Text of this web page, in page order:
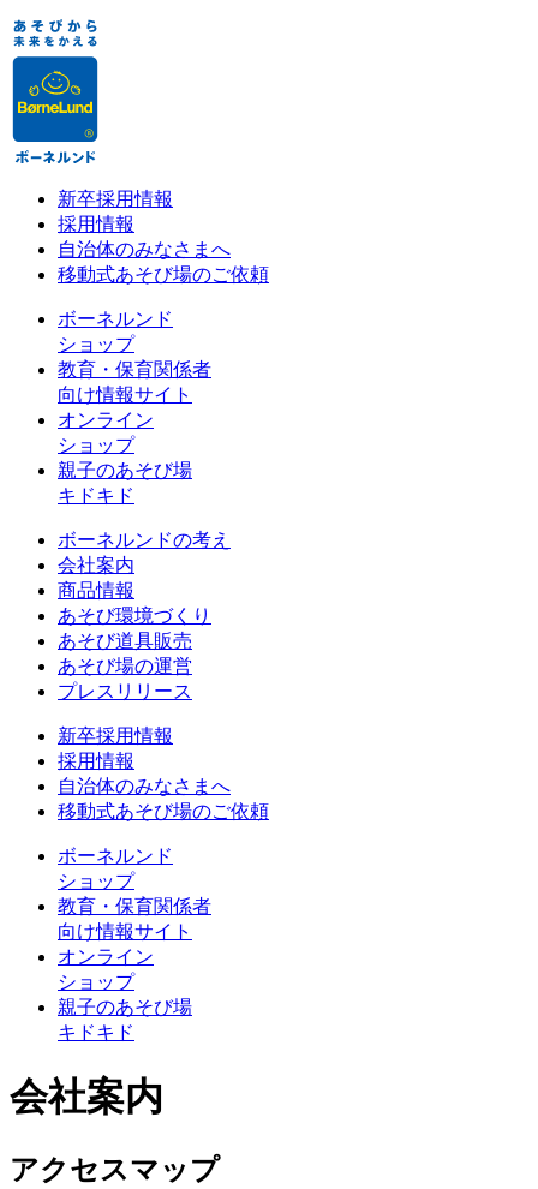
新卒採用情報
採用情報
自治体のみなさまへ
移動式あそび場のご依頼
ボーネルンド
ショップ
教育・保育関係者
向け情報サイト
オンライン
ショップ
親子のあそび場
キドキド
ボーネルンドの考え
会社案内
商品情報
あそび環境づくり
あそび道具販売
あそび場の運営
プレスリリース
新卒採用情報
採用情報
自治体のみなさまへ
移動式あそび場のご依頼
ボーネルンド
ショップ
教育・保育関係者
向け情報サイト
オンライン
ショップ
親子のあそび場
キドキド
会社案内
アクセスマップ